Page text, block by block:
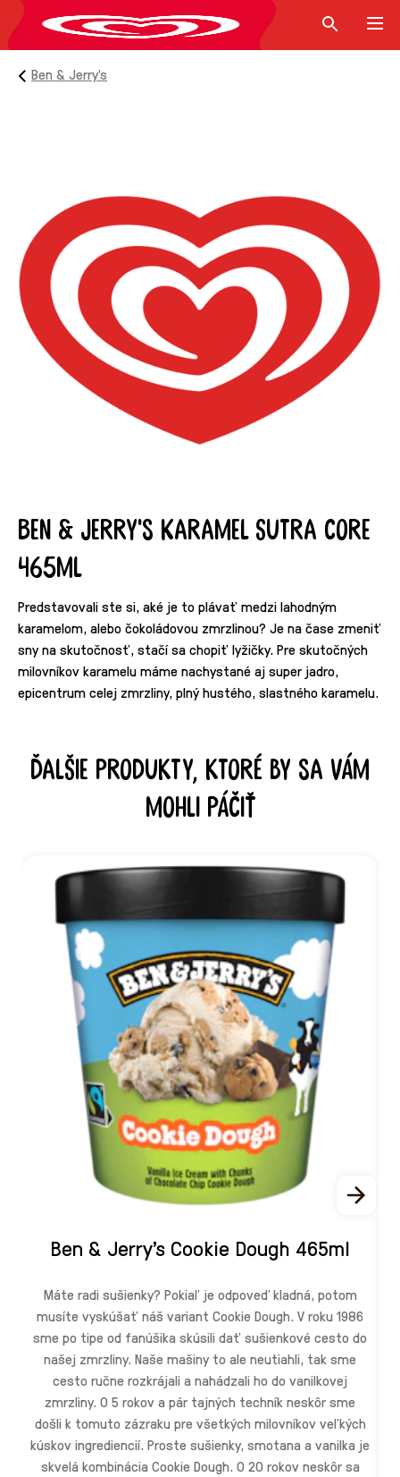
Ben & Jerry’s
Ben & Jerry's Karamel Sutra Core
465ml
Predstavovali ste si, aké je to plávať medzi lahodným
karamelom, alebo čokoládovou zmrzlinou? Je na čase zmeniť
sny na skutočnosť, stačí sa chopiť lyžičky. Pre skutočných
milovníkov karamelu máme nachystané aj super jadro,
epicentrum celej zmrzliny, plný hustého, slastného karamelu.
Ďalšie produkty, ktoré by sa vám
mohli páčiť
Ben & Jerry's Cookie Dough 465ml
Máte radi sušienky? Pokiaľ je odpoveď kladná, potom
musíte vyskúšať náš variant Cookie Dough. V roku 1986
sme po tipe od fanúšika skúsili dať sušienkové cesto do
našej zmrzliny. Naše mašiny to ale neutiahli, tak sme
cesto ručne rozkrájali a nahádzali ho do vanilkovej
zmrzliny. O 5 rokov a pár tajných techník neskôr sme
došli k tomuto zázraku pre všetkých milovníkov veľkých
kúskov ingrediencií. Proste sušienky, smotana a vanilka je
skvelá kombinácia Cookie Dough. O 20 rokov neskôr sa